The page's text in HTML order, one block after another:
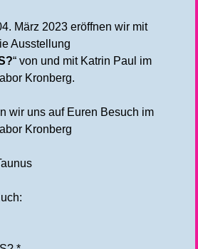
März 2023 eröffnen wir mit
Ausstellung
“ von und mit Katrin Paul im
Kronberg.
wir uns auf Euren Besuch im
Kronberg